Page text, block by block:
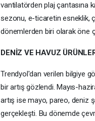
vantilatörden plaj çantasına
sezonu, e-ticaretin esneklik,
dönemlerden biri olarak öne
DENİZ VE HAVUZ
Trendyol'dan verilen bilgiye
bir artış gözlendi. Mayıs-
artış ise mayo, pareo, deniz
gerçekleşti. Bu dönemde